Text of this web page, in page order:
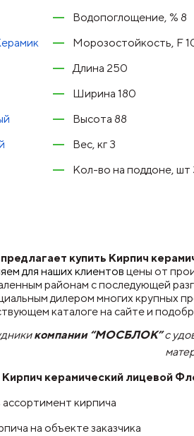
Водопоглощение, % 8
Морозостойкость, F
Длина 250
Ширина 180
Высота 88
Вес, кг 3
Кол-во на поддоне, шт
купить Кирпич
для наших клиентов цены от
районам с последующей
дилером многих крупных
каталоге на сайте и
компании “МОСБЛОК”с
Кирпич керамический лицевой
кирпича
на объекте заказчика